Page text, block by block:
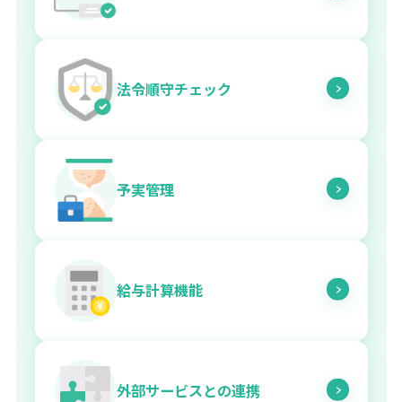
法令順守チェック
予実管理
給与計算機能
外部サービスとの連携